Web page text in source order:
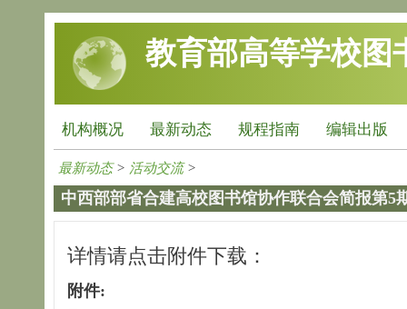
跳转到主要内容
教育部高等学校图
机构概况 最新动态 规程指南 编辑出版
最新动态> 活动交流>
中西部部省合建高校图书馆协作联合会简报第5
详情请点击附件下载：
附件: